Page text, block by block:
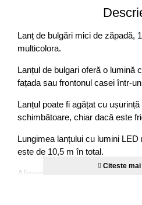
Lanț de bulgări mici de zăpadă,
multicolora.
Lanțul de bulgari oferă o lumină
fațada sau frontonul casei într-
Lanțul poate fi agățat cu
schimbătoare, chiar dacă este
Lungimea lanțului cu lumini
este de 10,5 m în total.
Alimentarea este asigurata de